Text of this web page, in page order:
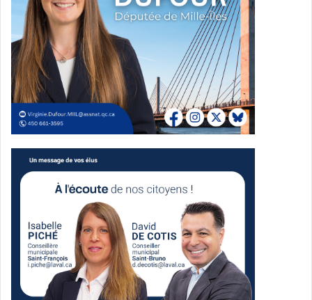
Stéphane Boyer maire sortant et chef du Mouvement
lavallois Équipe Stéphane Boyer
Source Gracieuseté
Mouvement lavallois – Équipe
Stéphane Boyer
La continuité d’une ville moderne,
verte et bien gérée
Le Mouvement lavallois, parti du maire sortant Stéphane
Boyer, dit miser sur la continuité et la stabilité
administrative, tout en promettant une accélération de la